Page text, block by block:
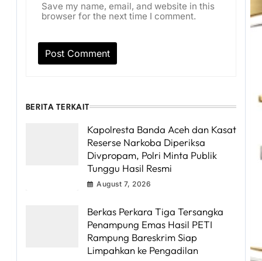
Save my name, email, and website in this
browser for the next time I comment.
BERITA TERKAIT
Kapolresta Banda Aceh dan Kasat
Reserse Narkoba Diperiksa
Divpropam, Polri Minta Publik
Tunggu Hasil Resmi
August 7, 2026
Berkas Perkara Tiga Tersangka
Penampung Emas Hasil PETI
Rampung Bareskrim Siap
Limpahkan ke Pengadilan